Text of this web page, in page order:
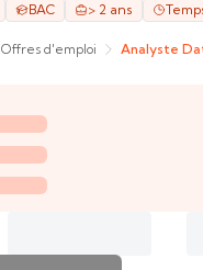
BAC > 2 ans
Offres d'emploi Analyste